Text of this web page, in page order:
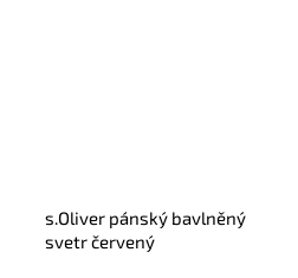
s.Oliver pánský bavlněný
svetr červený